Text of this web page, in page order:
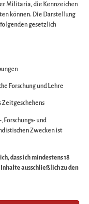
Sie
an
Sache
bald
Militaria, die Kennzeichen
können. Die Darstellung
gesetzlich
Forschung und Lehre
Zeitgeschehens
und
Zwecken ist
dass ich mindestens 18
ausschließlich zu den